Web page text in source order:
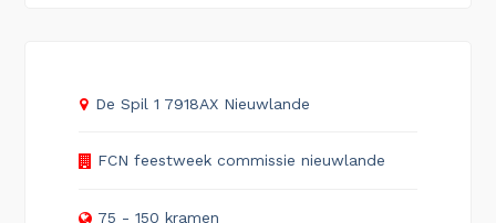
De Spil 1 7918AX Nieuwlande
FCN feestweek commissie nieuwlande
75 - 150 kramen